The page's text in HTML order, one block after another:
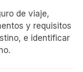
de viaje,
y requisitos
e identificar